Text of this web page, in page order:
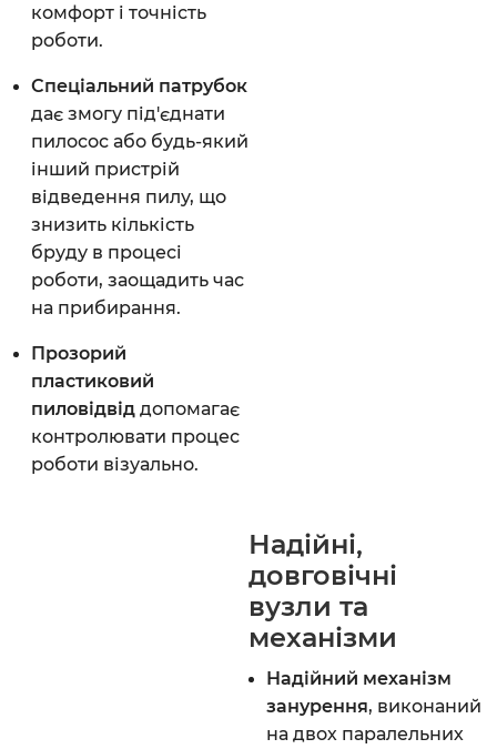
комфорт і точність
роботи.
Спеціальний патрубок
дає змогу під'єднати
пилосос або будь-який
інший пристрій
відведення пилу, що
знизить кількість
бруду в процесі
роботи, заощадить час
на прибирання.
Прозорий
пластиковий
пиловідвід допомагає
контролювати процес
роботи візуально.
Надійні,
довговічні
вузли та
механізми
Надійний механізм
занурення, виконаний
на двох паралельних